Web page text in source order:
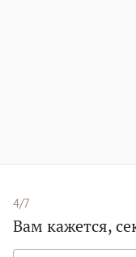
4/7
Вам кажется,